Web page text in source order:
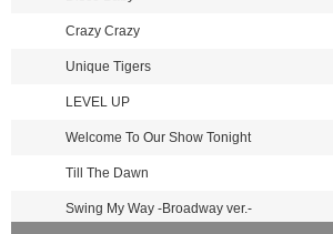
Crazy Crazy
Unique Tigers
LEVEL UP
Welcome To Our Show Tonight
Till The Dawn
Swing My Way -Broadway ver.-